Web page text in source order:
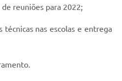
reuniões para 2022;
técnicas nas escolas e entrega